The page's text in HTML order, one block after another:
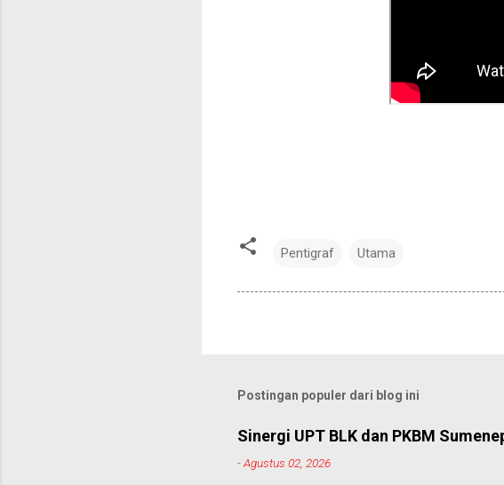
Pentigraf Utama
Postingan populer dari blog ini
Sinergi UPT BLK dan PKBM
-Agustus 02, 2026